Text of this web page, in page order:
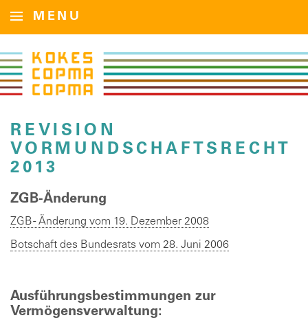
MENU
REVISION
VORMUNDSCHAFTSRECHT
2013
ZGB-Änderung
ZGB - Änderung vom 19. Dezember 2008
Botschaft des Bundesrats vom 28. Juni 2006
Ausführungsbestimmungen zur
Vermögensverwaltung: